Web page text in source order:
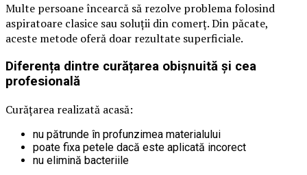
Multe persoane încearcă să rezolve problema folosind
aspiratoare clasice sau soluții din comerț. Din păcate,
aceste metode oferă doar rezultate superficiale.
Diferența dintre curățarea obișnuită și cea
profesională
Curățarea realizată acasă:
nu pătrunde în profunzimea materialului
poate fixa petele dacă este aplicată incorect
nu elimină bacteriile